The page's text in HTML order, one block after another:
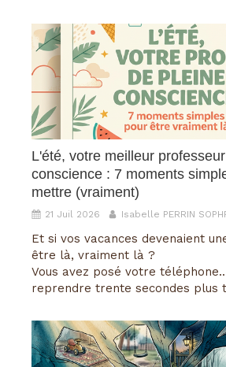
L'été, votre meilleur
conscience : 7 moments
mettre (vraiment)
21 Juil 2026 Isabelle PERRIN
Et si vos vacances devenaient
être là, vraiment là ?
Vous avez posé votre
reprendre trente secondes plus